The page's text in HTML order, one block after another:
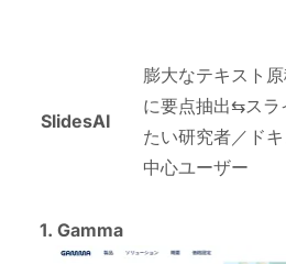
SlidesAI
膨大なテキスト
に要点抽出⇆スラ
たい研究者／ド
中心ユーザー
1. Gamma